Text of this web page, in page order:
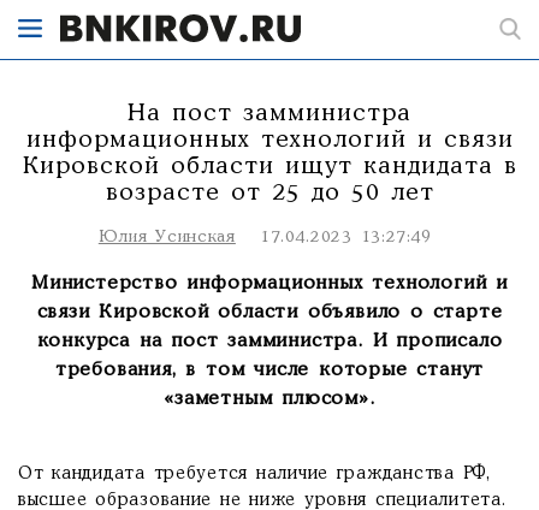
На пост замминистра
информационных технологий и связи
Кировской области ищут кандидата в
возрасте от 25 до 50 лет
Юлия Усинская 17.04.2023 13:27:49
Министерство информационных технологий и
связи Кировской области объявило о старте
конкурса на пост замминистра. И прописало
требования, в том числе которые станут
«заметным плюсом».
От кандидата требуется наличие гражданства РФ,
высшее образование не ниже уровня специалитета.